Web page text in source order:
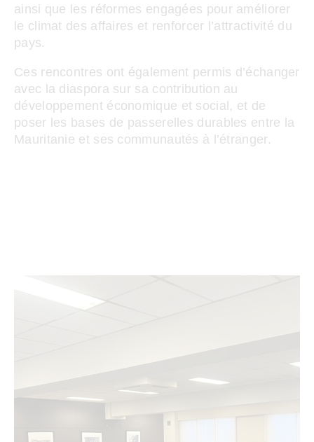
ainsi que les réformes engagées pour améliorer
le climat des affaires et renforcer l’attractivité du
pays.
Ces rencontres ont également permis d’échanger
avec la diaspora sur sa contribution au
développement économique et social, et de
poser les bases de passerelles durables entre la
Mauritanie et ses communautés à l’étranger.